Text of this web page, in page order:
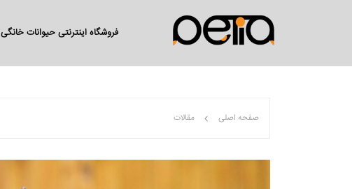
فروشگاه اینترنتی حیوانات خانگی
صفحه اصلی مقالات